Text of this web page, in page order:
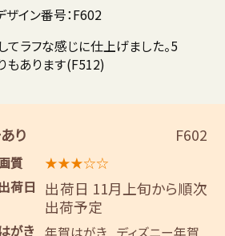
イン番号：F602
てラフな感じに仕上げました。5
もあります(F512)
り F602
質
★★★☆☆
荷日
出荷日 11月上旬から順次
出荷予定
がき 年賀はがき ディズニー年賀